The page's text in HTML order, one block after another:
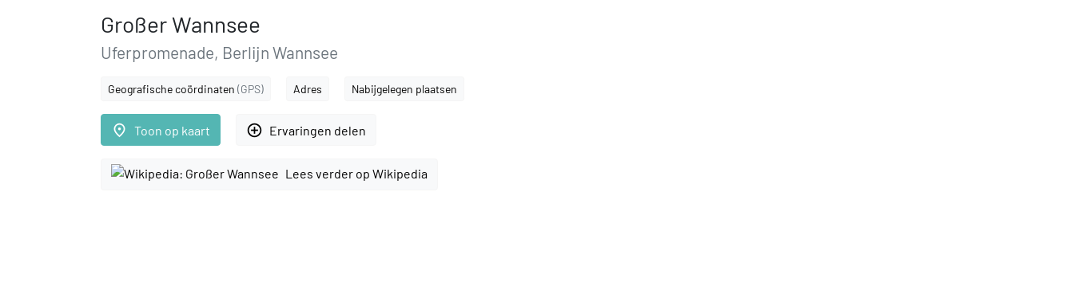
Großer Wannsee
Uferpromenade, Berlijn Wannsee
Geografische coördinaten (GPS) Adres Nabijgelegen plaatsen
place Toon op kaart add_circle_outline Ervaringen delen
Lees verder op Wikipedia